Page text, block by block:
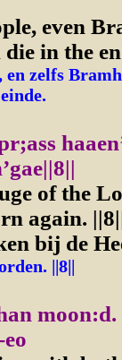
even
in the
en zelfs
of the
again.
bij de
||8||
moon:d.